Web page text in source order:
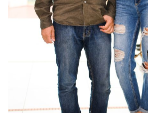
На площадку Holiday Fashion
специальная инсталляция
Odessa», где украинские